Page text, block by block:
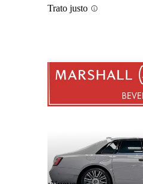
Trato justo